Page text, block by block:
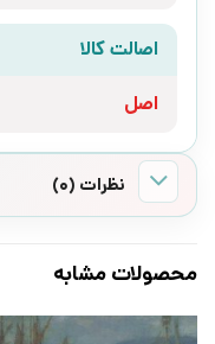
اصالت کالا
اصل
نظرات (0)
محصولات مشابه